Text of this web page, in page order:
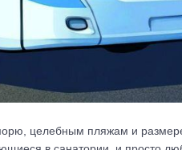
целебным пляжам и